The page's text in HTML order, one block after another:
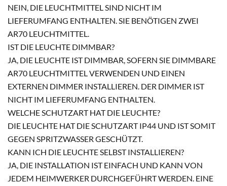
NEIN, DIE LEUCHTMITTEL SIND NICHT IM
LIEFERUMFANG ENTHALTEN. SIE BENÖTIGEN ZWEI
AR70 LEUCHTMITTEL.
IST DIE LEUCHTE DIMMBAR?
JA, DIE LEUCHTE IST DIMMBAR, SOFERN SIE DIMMBARE
AR70 LEUCHTMITTEL VERWENDEN UND EINEN
EXTERNEN DIMMER INSTALLIEREN. DER DIMMER IST
NICHT IM LIEFERUMFANG ENTHALTEN.
WELCHE SCHUTZART HAT DIE LEUCHTE?
DIE LEUCHTE HAT DIE SCHUTZART IP44 UND IST SOMIT
GEGEN SPRITZWASSER GESCHÜTZT.
KANN ICH DIE LEUCHTE SELBST INSTALLIEREN?
JA, DIE INSTALLATION IST EINFACH UND KANN VON
JEDEM HEIMWERKER DURCHGEFÜHRT WERDEN. EINE